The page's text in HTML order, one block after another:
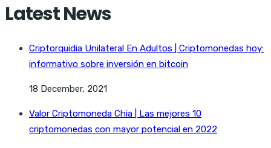
Latest News
Criptorquidia Unilateral En Adultos | Criptomonedas hoy:
informativo sobre inversión en bitcoin
18 December, 2021
Valor Criptomoneda Chia | Las mejores 10
criptomonedas con mayor potencial en 2022